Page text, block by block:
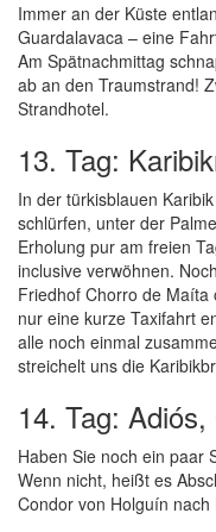
Immer an der Küste
Guardalavaca – eine
Am Spätnachmittag
ab an den Traumstrand!
Strandhotel.
13. Tag:
In der türkisblauen
schlürfen, unter der
Erholung pur am freien
inclusive verwöhnen.
Friedhof Chorro de Maíta
nur eine kurze Taxifahrt
alle noch einmal
streichelt uns die
14. Tag: Adiós,
Haben Sie noch ein paar
Wenn nicht, heißt es
Condor von Holguín